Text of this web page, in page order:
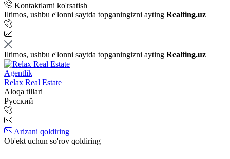
Kontaktlarni ko'rsatish
Iltimos, ushbu e'lonni saytda topganingizni ayting Realting.uz
Iltimos, ushbu e'lonni saytda topganingizni ayting Realting.uz
Agentlik
Relax Real Estate
Aloqa tillari
Русский
Arizani qoldiring
Ob'ekt uchun so'rov qoldiring